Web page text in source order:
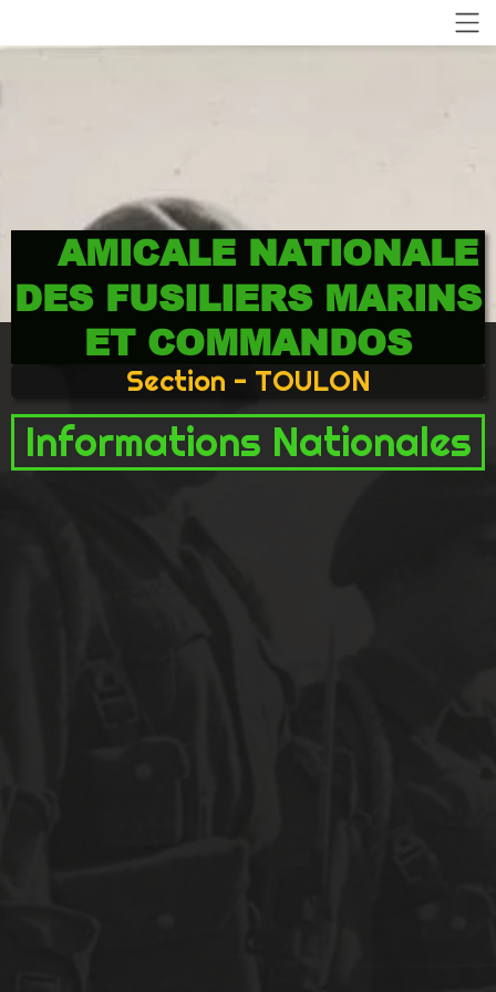
AMICALE NATIONALE
DES FUSILIERS MARINS
ET COMMANDOS
Section - TOULON
Informations Nationales